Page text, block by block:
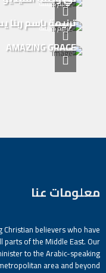
ترانيم كنيسة
ترنيمة باسم ربنا
ترانيم كنيسة
AMAZING GRACE
معلومات عنا
believers who have
of the Middle East. Our
to the Arabic-speaking
area and beyond.